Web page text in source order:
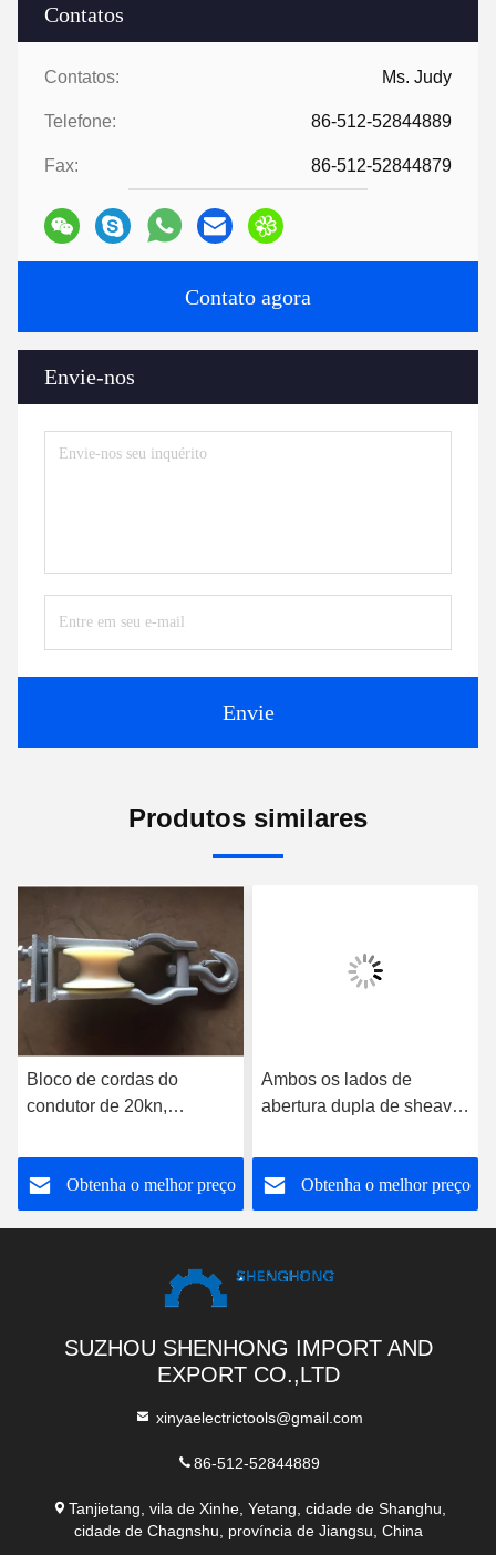
Contatos
Contatos: Ms. Judy
Telefone: 86-512-52844889
Fax: 86-512-52844879
Contato agora
Envie-nos
Envie
Produtos similares
Bloco de cordas do
condutor de 20kn,
uso duplo, de corda
Obtenha o melhor preço
Ambos os lados de
abertura dupla de sheave
de aço de elevação 5t
Obtenha o melhor preço
SUZHOU SHENHONG IMPORT AND
EXPORT CO.,LTD
xinyaelectrictools@gmail.com
86-512-52844889
Tanjietang, vila de Xinhe, Yetang, cidade de Shanghu,
cidade de Chagnshu, província de Jiangsu, China